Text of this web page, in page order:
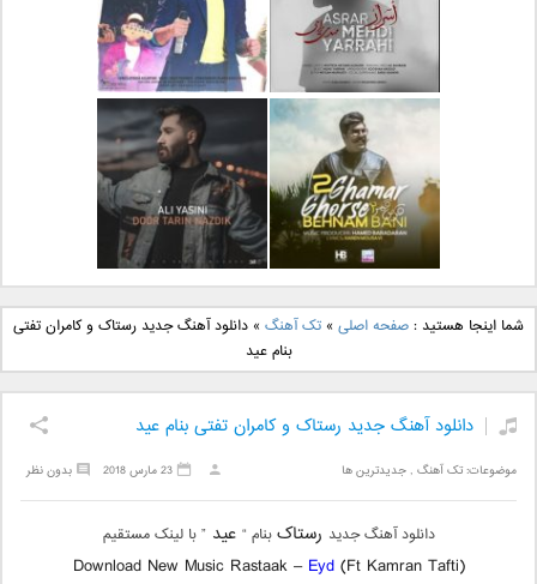
دانلود آهنگ جدید مهدی
یراحی بنام اسرار
دانلود آهنگ جدید فرزاد
فرزین بنام آتیش
دانلود آهنگ جدید بهنام
بانی بنام قرص قمر 2
دانلود آهنگ جدید علی
یاسینی بنام دورترین نزدیک
شما اینجا هستید :صفحه اصلی »تک آهنگ »دانلود آهنگ جدید رستاک و کامران تفتی
بنام عید
دانلود آهنگ جدید رستاک و کامران تفتی بنام عید
موضوعات:تک آهنگ ,جدیدترین ها بدون نظر 23 مارس 2018
دانلود آهنگ جدید رستاکبنام “ عید” با لینک مستقیم
Download New Music Rastaak – Eyd(Ft Kamran Tafti)